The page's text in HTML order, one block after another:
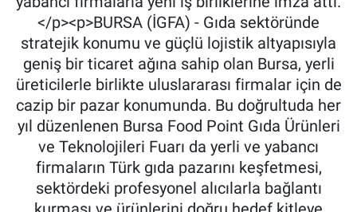
</p><p>BURSA (İGFA) - Gıda sektöründe
stratejik konumu ve güçlü lojistik altyapısıyla
geniş bir ticaret ağına sahip olan Bursa, yerli
üreticilerle birlikte uluslararası firmalar için de
cazip bir pazar konumunda. Bu doğrultuda her
yıl düzenlenen Bursa Food Point Gıda Ürünleri
ve Teknolojileri Fuarı da yerli ve yabancı
firmaların Türk gıda pazarını keşfetmesi,
sektördeki profesyonel alıcılarla bağlantı